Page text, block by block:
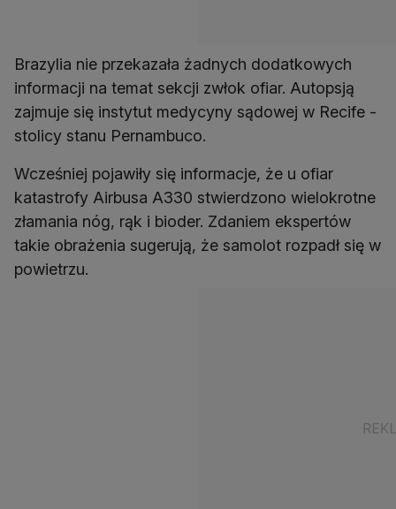
Brazylia nie przekazała żadnych dodatkowych
informacji na temat sekcji zwłok ofiar. Autopsją
zajmuje się instytut medycyny sądowej w Recife -
stolicy stanu Pernambuco.
Wcześniej pojawiły się informacje, że u ofiar
katastrofy Airbusa A330 stwierdzono wielokrotne
złamania nóg, rąk i bioder. Zdaniem ekspertów
takie obrażenia sugerują, że samolot rozpadł się w
powietrzu.